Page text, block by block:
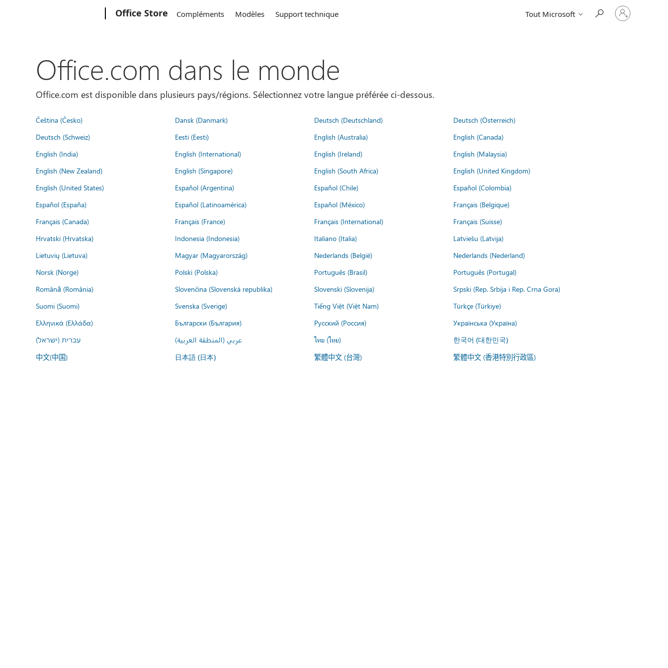
Office Store Compléments Modèles Support technique Tout Microsoft
Connectez-
vous
Office.com dans le monde
Office.com est disponible dans plusieurs pays/régions. Sélectionnez votre langue préférée ci-dessous.
Čeština (Česko) Dansk (Danmark) Deutsch (Deutschland)
Deutsch (Österreich)
Deutsch (Schweiz)
Eesti (Eesti) English (Australia)
English (Canada)
English (India)
English (International) English (Ireland)
English (Malaysia)
English (New Zealand)
English (Singapore) English (South Africa)
English (United Kingdom)
English (United States)
Español (Argentina) Español (Chile)
Español (Colombia)
Español (España)
Español (Latinoamérica) Español (México)
Français (Belgique)
Français (Canada)
Français (France) Français (International)
Français (Suisse)
Hrvatski (Hrvatska)
Indonesia (Indonesia) Italiano (Italia)
Latviešu (Latvija)
Lietuvių (Lietuva)
Magyar (Magyarország) Nederlands (België)
Nederlands (Nederland)
Norsk (Norge)
Polski (Polska) Português (Brasil)
Português (Portugal)
Română (România)
Slovenčina (Slovenská republika) Slovenski (Slovenija)
Srpski (Rep. Srbija i Rep. Crna Gora)
Suomi (Suomi)
Svenska (Sverige) Tiếng Việt (Việt Nam)
Türkçe (Türkiye)
Ελληνικά (Ελλάδα)
Български (България) Русский (Россия)
Українська (Україна)
עברית (ישראל)
عربي (المنطقة العربية) ไทย (ไทย) 한국어 (대한민국)
中文(中国) 日本語 (日本) 繁體中文 (台灣) 繁體中文 (香港特別行政區)